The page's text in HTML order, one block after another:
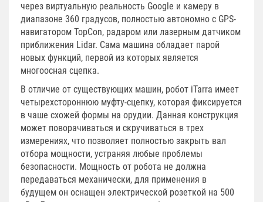
через виртуальную реальность Google и камеру в
диапазоне 360 градусов, полностью автономно с GPS-
навигатором TopCon, радаром или лазерным датчиком
приближения Lidar. Сама машина обладает парой
новых функций, первой из которых является
многоосная сцепка.
В отличие от существующих машин, робот iTarra имеет
четырехстороннюю муфту-сцепку, которая фиксируется
в чаше схожей формы на орудии. Данная конструкция
может поворачиваться и скручиваться в трех
измерениях, что позволяет полностью закрыть вал
отбора мощности, устраняя любые проблемы
безопасности. Мощность от робота не должна
передаваться механически, для применения в
будущем он оснащен электрической розеткой на 500